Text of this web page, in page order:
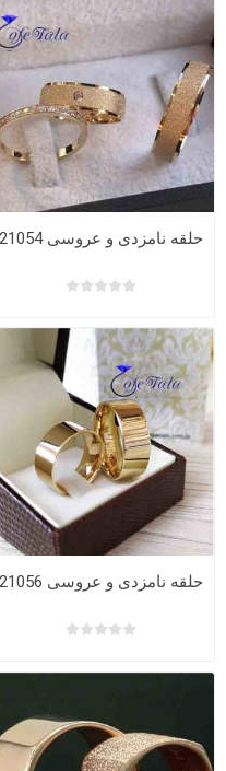
حلقه نامزدی و عروسی 21054
حلقه نامزدی و عروسی 21056